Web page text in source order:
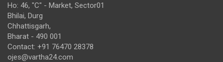
Ho: 46, "C" - Market, Sector01
Bhilai, Durg
Chhattisgarh,
Bharat - 490 001
Contact: +91 76470 28378
ojes@vartha24.com